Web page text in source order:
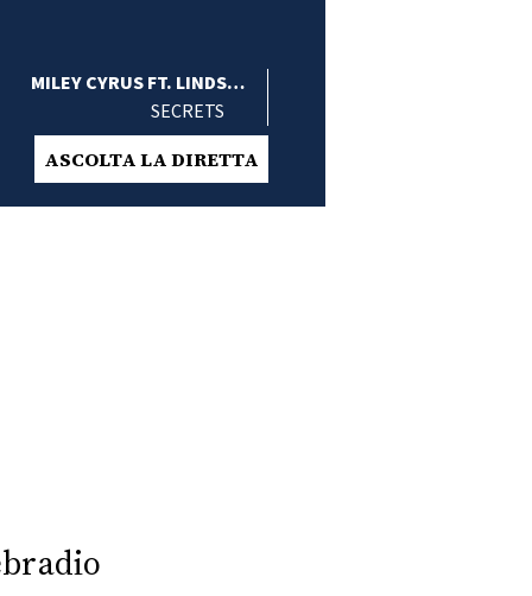
MILEY CYRUS FT. LINDSEY
& MICK FLEETWOOD
SECRETS
ASCOLTA LA DIRETTA